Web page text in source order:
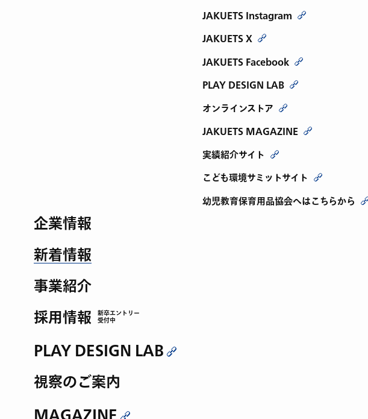
企業情報
新着情報
事業紹介
採用情報
新卒エントリー
受付中
PLAY DESIGN LAB
視察のご案内
JAKUETS Instagram
JAKUETS X
JAKUETS Facebook
PLAY DESIGN LAB
オンラインストア
JAKUETS MAGAZINE
実績紹介サイト
こども環境サミットサイト
幼児教育保育用品協会へはこちらから